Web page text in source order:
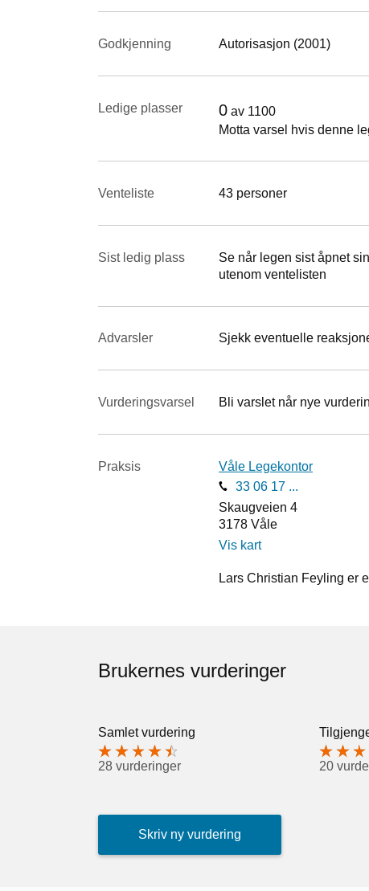
Godkjenning Autorisasjon (2001)
Ledige plasser 0 av 1100
Motta varsel hvis denne
Venteliste 43 personer
Sist ledig plass
Se når legen sist åpnet
utenom ventelisten
Advarsler Sjekk eventuelle
Vurderings­varsel Bli varslet når nye
Praksis
Våle Legekontor
33 06 17 ...
Skaugveien 4
3178 Våle
Vis kart
Lars Christian Feyling er
Brukernes vurderinger
Samlet vurdering
28 vurderinger 20
Skriv ny vurdering